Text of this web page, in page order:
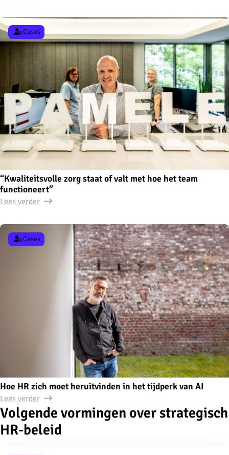
“Kwaliteitsvolle zorg staat of valt met hoe het team
functioneert”
Cases
Lees verder
Hoe HR zich moet heruitvinden in het tijdperk van AI
Cases
Lees verder
Volgende vormingen over strategisch
HR-beleid